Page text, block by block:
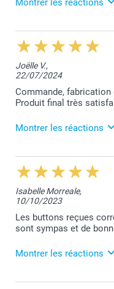
1/09/2025
14:44
Merci pour votre
Belle journée à
Joëlle V.,
22/07/2024
Commande,
Produit final très
Montrer les réactions
23/07/2024
11:04
Bonjour Joëlle,
Nous sommes
de nos services.
Merci et belle
Bien à vous,
Isabelle Morreale,
10/10/2023
Les buttons reçues
sont sympas et de
Montrer les réactions
11/10/2023